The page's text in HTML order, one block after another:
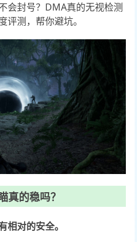
会封号？DMA真的无视检测
评测，帮你避坑。
真的稳吗？
相对的安全。